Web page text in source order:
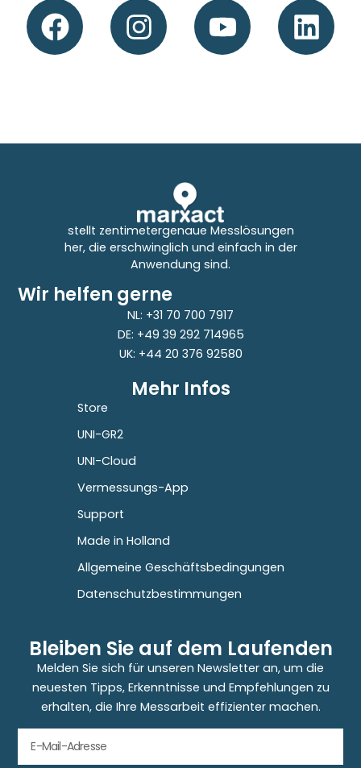
stellt zentimetergenaue Messlösungen
her, die erschwinglich und einfach in der
Anwendung sind.
Wir helfen gerne
NL: +31 70 700 7917
DE: +49 39 292 714965
UK: +44 20 376 92580
Mehr Infos
Store
UNI-GR2
UNI-Cloud
Vermessungs-App
Support
Made in Holland
Allgemeine Geschäftsbedingungen
Datenschutzbestimmungen
Bleiben Sie auf dem Laufenden
Melden Sie sich für unseren Newsletter an, um die
neuesten Tipps, Erkenntnisse und Empfehlungen zu
erhalten, die Ihre Messarbeit effizienter machen.